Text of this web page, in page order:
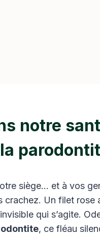
notre
siège… et à vos
crachez. Un filet rose
qui s’agite.
, ce fléau